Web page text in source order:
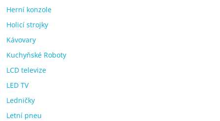
Herní konzole
Holicí strojky
Kávovary
Kuchyňské Roboty
LCD televize
LED TV
Ledničky
Letní pneu